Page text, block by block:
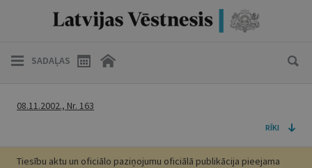
SADAĻAS
08.11.2002., Nr. 163
RĪKI
Tiesību aktu un oficiālo paziņojumu oficiālā publikācija pieejama